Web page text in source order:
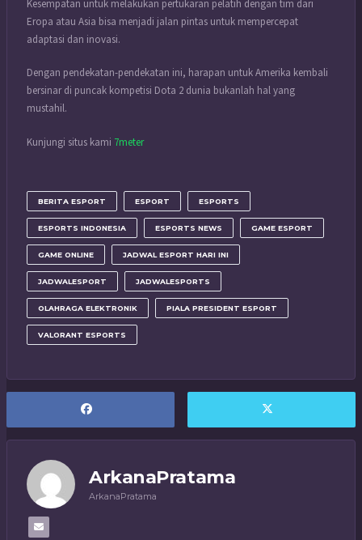
Kesempatan untuk melakukan pertukaran pelatih dengan tim dari
Eropa atau Asia bisa menjadi jalan pintas untuk mempercepat
adaptasi dan inovasi.
Dengan pendekatan-pendekatan ini, harapan untuk Amerika kembali
bersinar di puncak kompetisi Dota 2 dunia bukanlah hal yang
mustahil.
Kunjungi situs kami 7meter
BERITA ESPORT ESPORT ESPORTS
ESPORTS INDONESIA ESPORTS NEWS GAME ESPORT
GAME ONLINE JADWAL ESPORT HARI INI
JADWALESPORT JADWALESPORTS
OLAHRAGA ELEKTRONIK PIALA PRESIDENT ESPORT
VALORANT ESPORTS
ArkanaPratama
ArkanaPratama